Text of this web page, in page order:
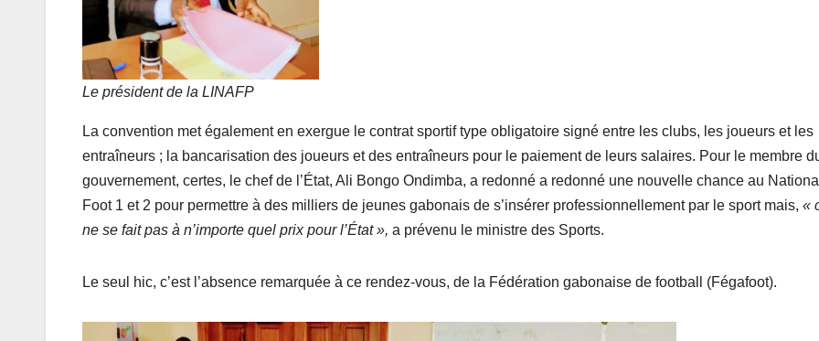
Le président de la LINAFP
La convention met également en exergue le contrat sportif type obligatoire signé entre les clubs, les joueurs et les
entraîneurs ; la bancarisation des joueurs et des entraîneurs pour le paiement de leurs salaires. Pour le membre
gouvernement, certes, le chef de l’État, Ali Bongo Ondimba, a redonné a redonné une nouvelle chance au
Foot 1 et 2 pour permettre à des milliers de jeunes gabonais de s’insérer professionnellement par le sport mais, «
ne se fait pas à n’importe quel prix pour l’État », a prévenu le ministre des Sports.
Le seul hic, c’est l’absence remarquée à ce rendez-vous, de la Fédération gabonaise de football (Fégafoot).